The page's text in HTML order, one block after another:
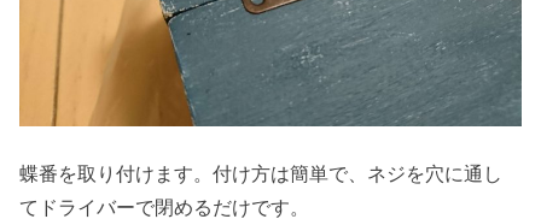
蝶番を取り付けます。付け方は簡単で、ネジを穴に通し
てドライバーで閉めるだけです。